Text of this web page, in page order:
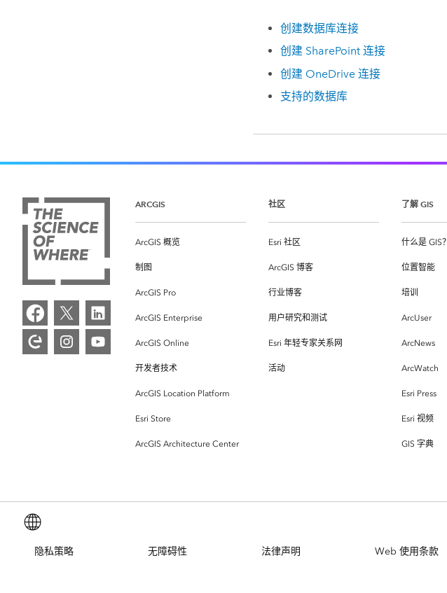
创建数据库连接
创建 SharePoint连接
创建 OneDrive连接
支持的数据库
ARCGIS
ArcGIS 概览
制图
ArcGIS Pro
ArcGIS Enterprise
ArcGIS Online
开发者技术
ArcGIS Location Platform
Esri Store
ArcGIS Architecture Center
社区
Esri 社区
ArcGIS 博客
行业博客
用户研究和测试
Esri 年轻专家关系网
活动
了解 GIS
什么是 GIS？
位置智能
培训
ArcUser
ArcNews
ArcWatch
Esri Press
Esri 视频
GIS 字典
隐私策略 无障碍性 法律声明 Web 使用条款